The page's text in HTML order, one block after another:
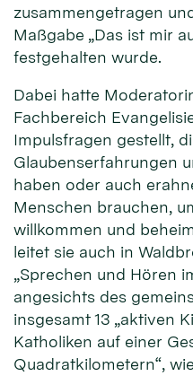
zusammengetragen
Maßgabe „Das ist mir
festgehalten wurde.
Dabei hatte
Fachbereich
Impulsfragen gestellt,
Glaubenserfahrungen
haben oder auch
Menschen brauchen,
willkommen und
leitet sie auch in
„Sprechen und Hören
angesichts des
insgesamt 13 „aktiven
Katholiken auf einer
Quadratkilometern“,